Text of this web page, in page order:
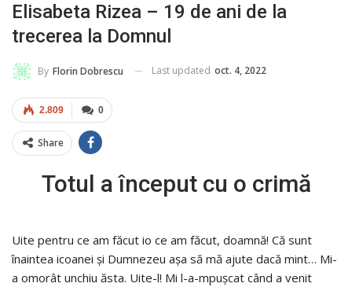
Elisabeta Rizea – 19 de ani de la
trecerea la Domnul
By Florin Dobrescu Last updated oct. 4, 2022
0
2.809
Share
Totul a început cu o crimă
Uite pentru ce am făcut io ce am făcut, doamnă! Că sunt
înaintea icoanei şi Dumnezeu aşa să mă ajute dacă mint… Mi-
a omorât unchiu ăsta. Uite-l! Mi l-a-mpuşcat când a venit